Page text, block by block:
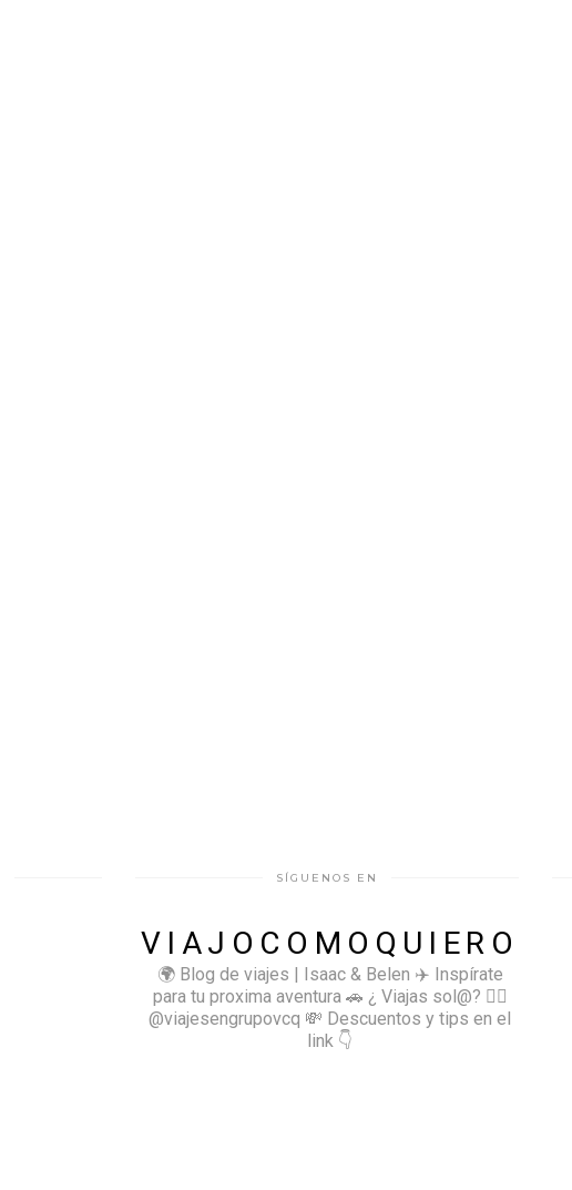
SÍGUENOS EN
VIAJOCOMOQUIERO
🌍 Blog de viajes | Isaac & Belen ✈️ Inspírate
para tu proxima aventura 🚗 ¿ Viajas sol@? 👉🏻
@viajesengrupovcq 💸 Descuentos y tips en el
link 👇